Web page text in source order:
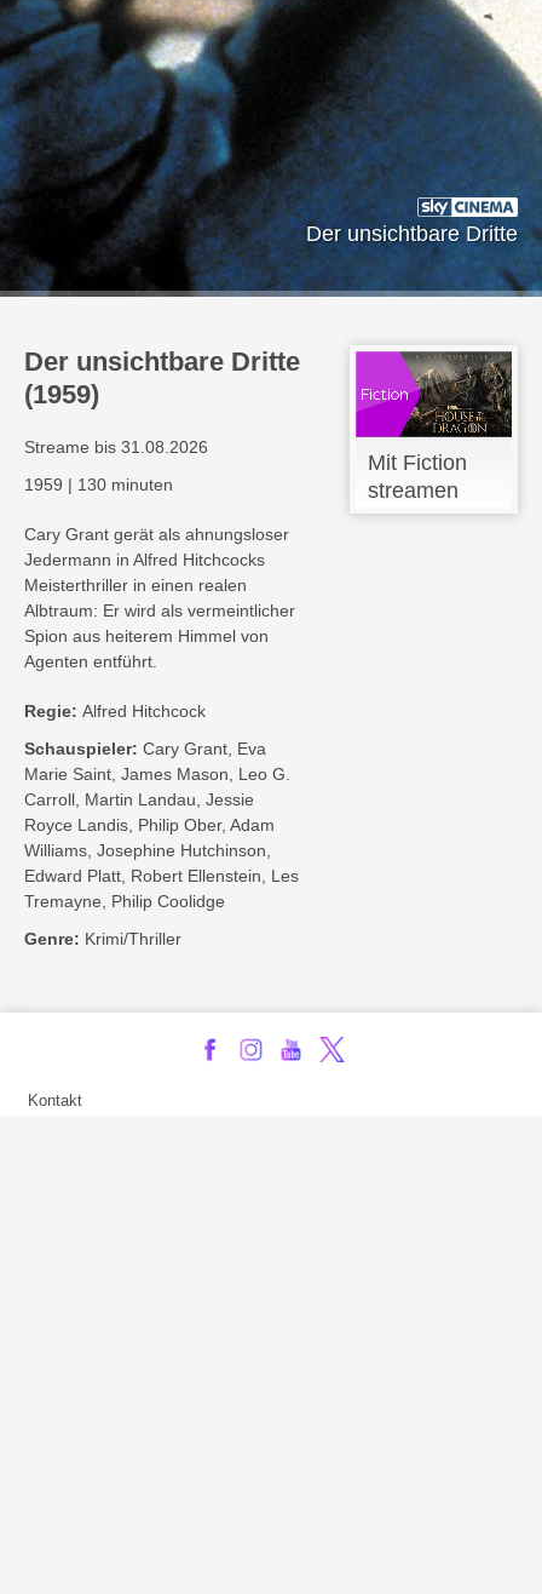
Der unsichtbare Dritte
Der unsichtbare Dritte
(1959)
Streame bis 31.08.2026
1959 | 130 minuten
Cary Grant gerät als ahnungsloser
Jedermann in Alfred Hitchcocks
Meisterthriller in einen realen
Albtraum: Er wird als vermeintlicher
Spion aus heiterem Himmel von
Agenten entführt.
Regie: Alfred Hitchcock
Schauspieler: Cary Grant, Eva
Marie Saint, James Mason, Leo G.
Carroll, Martin Landau, Jessie
Royce Landis, Philip Ober, Adam
Williams, Josephine Hutchinson,
Edward Platt, Robert Ellenstein, Les
Tremayne, Philip Coolidge
Genre: Krimi/Thriller
Mit Fiction
streamen
Kontakt